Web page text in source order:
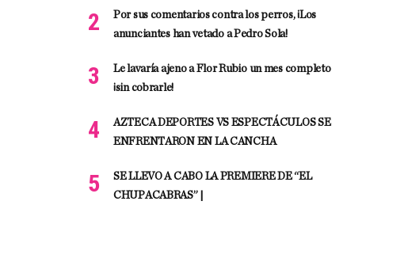
Por sus comentarios contra los perros, ¡Los
anunciantes han vetado a Pedro Sola!
Le lavaría ajeno a Flor Rubio un mes completo
¡sin cobrarle!
AZTECA DEPORTES VS ESPECTÁCULOS SE
ENFRENTARON EN LA CANCHA
SE LLEVO A CABO LA PREMIERE DE “EL
CHUPACABRAS” |